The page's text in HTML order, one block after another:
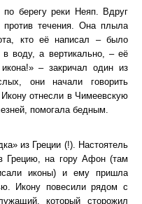
берегу реки Неяп. Вдруг
течения. Она плыла
кто её написал – было
воду, а вертикально, – её
– закричал один из
они начали говорить
отнесли в Чимеевскую
помогала бедным.
из Греции (!). Настоятель
Грецию, на гору Афон (там
иконы) и ему пришла
Икону повесили рядом с
который сторожил